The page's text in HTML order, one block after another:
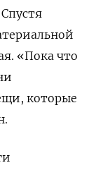
«Пока что
которые